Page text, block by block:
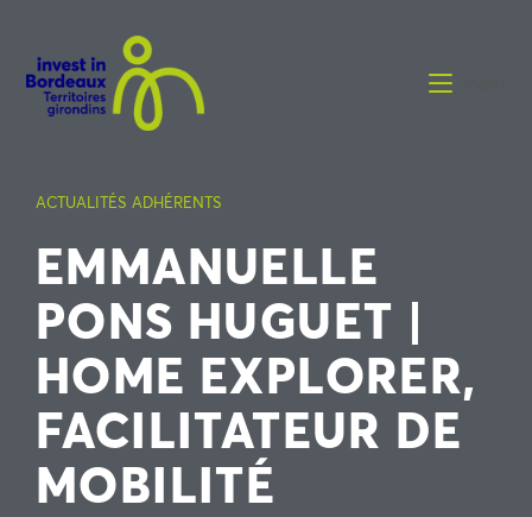
ACTUALITÉS ADHÉRENTS
EMMANUELLE
PONS HUGUET |
HOME EXPLORER,
FACILITATEUR DE
MOBILITÉ